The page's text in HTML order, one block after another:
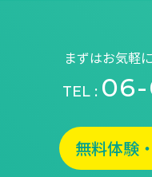
まずはお気軽
TEL :
無料体験